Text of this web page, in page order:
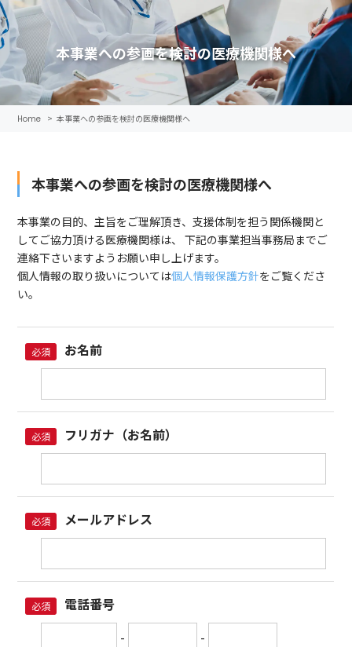
本事業への参画を検討の医療機関様へ
Home > 本事業への参画を検討の医療機関様へ
本事業への参画を検討の医療機関様へ
本事業の目的、主旨をご理解頂き、支援体制を担う関係機関と
してご協力頂ける医療機関様は、 下記の事業担当事務局までご
連絡下さいますようお願い申し上げます。
個人情報の取り扱いについては個人情報保護方針をご覧くださ
い。
必須 お名前
必須 フリガナ（お名前）
必須 メールアドレス
必須
電話番号
-
-